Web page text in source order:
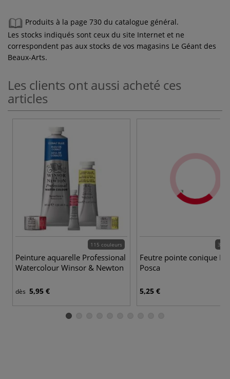
Produits à la page 730 du catalogue général.
Les stocks indiqués sont ceux du site Internet et ne
correspondent pas aux stocks de vos magasins Le Géant des
Beaux-Arts.
Les clients ont aussi acheté ces
articles
115 couleurs
Peinture aquarelle Professional
Watercolour Winsor & Newton
dès 5,95 €
37
Feutre pointe conique
Posca
5,25 €